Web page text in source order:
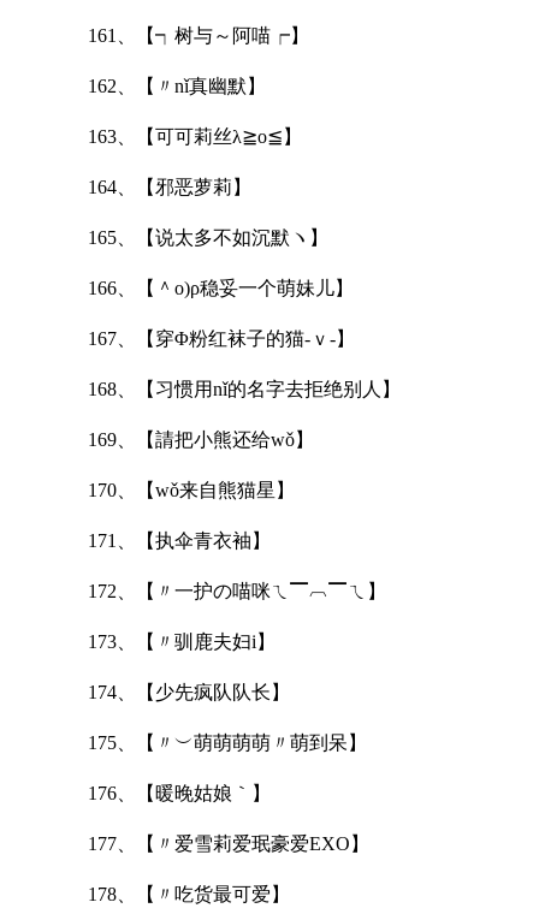
161、【┑树与～阿喵┍】
162、【〃nǐ真幽默】
163、【可可莉丝λ≧o≦】
164、【邪恶萝莉】
165、【说太多不如沉默ヽ】
166、【＾o)ρ稳妥一个萌妹儿】
167、【穿Φ粉红袜子的猫-ｖ-】
168、【习惯用nǐ的名字去拒绝别人】
169、【請把小熊还给wǒ】
170、【wǒ来自熊猫星】
171、【执伞青衣袖】
172、【〃一护の喵咪ㄟ▔︹▔ㄟ】
173、【〃驯鹿夫妇i】
174、【少先疯队队长】
175、【〃︶萌萌萌萌〃萌到呆】
176、【暖晚姑娘｀】
177、【〃爱雪莉爱珉豪爱EXO】
178、【〃吃货最可爱】